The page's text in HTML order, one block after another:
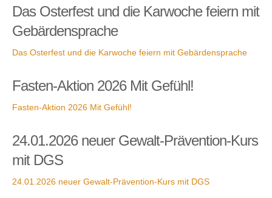
Das Osterfest und die Karwoche feiern mit
Gebärdensprache
Das Osterfest und die Karwoche feiern mit Gebärdensprache
Fasten-Aktion 2026 Mit Gefühl!
Fasten-Aktion 2026 Mit Gefühl!
24.01.2026 neuer Gewalt-Prävention-Kurs
mit DGS
24.01.2026 neuer Gewalt-Prävention-Kurs mit DGS